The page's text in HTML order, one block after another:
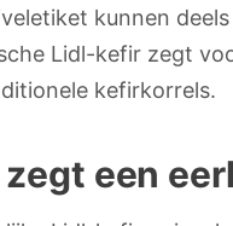
kunnen
Lidl-kefir zegt
kefirkorrels.
zegt een